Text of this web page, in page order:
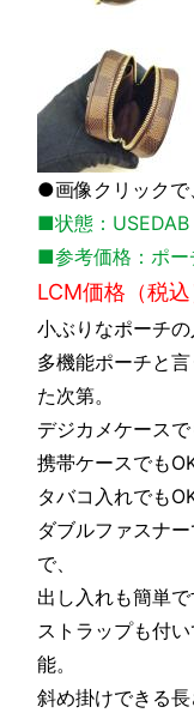
●画像クリックで
■状態：USEDAB
■参考価格：ポ
LCM価格（税込
小ぶりなポーチの
多機能ポーチと
た次第。
デジカメケース
携帯ケースでも
タバコ入れでも
ダブルファスナ
で、
出し入れも簡単で
ストラップも付
能。
斜め掛けできる長